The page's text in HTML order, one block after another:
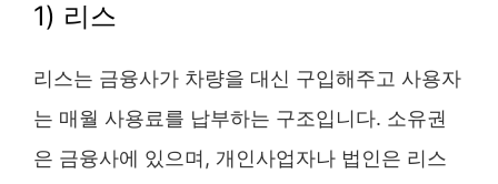
1) 리스
리스는 금융사가 차량을 대신 구입해주고 사용자
는 매월 사용료를 납부하는 구조입니다. 소유권
은 금융사에 있으며, 개인사업자나 법인은 리스